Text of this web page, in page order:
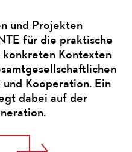
und Projekten
für die praktische
konkreten Kontexten
Kooperation. Ein
dabei auf der